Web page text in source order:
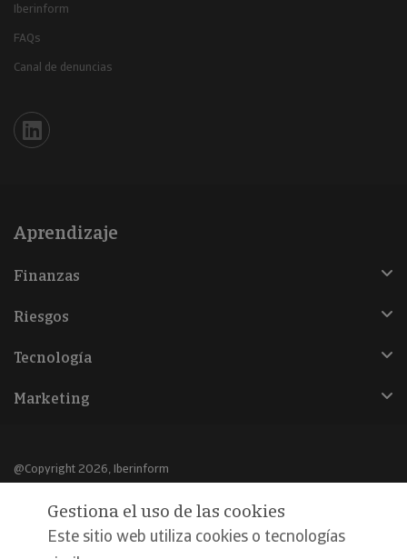
Iberinform
FAQs
Canal de denuncias
Iberinform en Linkedin
Aprendizaje
Finanzas
Riesgos
Tecnología
Marketing
@Copyright 2026, Iberinform
Aviso legal
Política de cookies
Gestiona el uso de las cookies
Este sitio web utiliza cookies o tecnologías